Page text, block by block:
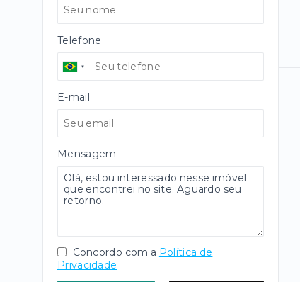
Telefone
E-mail
Mensagem
Concordo com a Política de
Privacidade